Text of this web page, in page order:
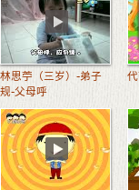
林思苧（三岁）-弟子
规-父母呼